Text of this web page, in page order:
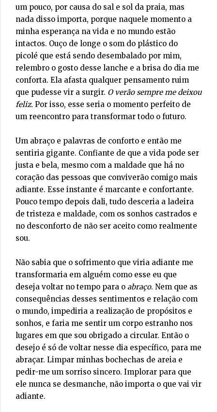
um pouco, por causa do sal e sol da praia, mas
nada disso importa, porque naquele momento a
minha esperança na vida e no mundo estão
intactos. Ouço de longe o som do plástico do
picolé que está sendo desembalado por mim,
relembro o gosto desse lanche e a brisa do dia me
conforta. Ela afasta qualquer pensamento ruim
que pudesse vir a surgir. O verão sempre me deixou
feliz. Por isso, esse seria o momento perfeito de
um reencontro para transformar todo o futuro.
Um abraço e palavras de conforto e então me
sentiria gigante. Confiante de que a vida pode ser
justa e bela, mesmo com a maldade que há no
coração das pessoas que conviverão comigo mais
adiante. Esse instante é marcante e confortante.
Pouco tempo depois dali, tudo desceria a ladeira
de tristeza e maldade, com os sonhos castrados e
no desconforto de não ser aceito como realmente
sou.
Não sabia que o sofrimento que viria adiante me
transformaria em alguém como esse eu que
deseja voltar no tempo para o abraço. Nem que as
consequências desses sentimentos e relação com
o mundo, impediria a realização de propósitos e
sonhos, e faria me sentir um corpo estranho nos
lugares em que sou obrigado a circular. Então o
desejo é só de voltar nesse dia específico, para me
abraçar. Limpar minhas bochechas de areia e
pedir-me um sorriso sincero. Implorar para que
ele nunca se desmanche, não importa o que vai vir
adiante.